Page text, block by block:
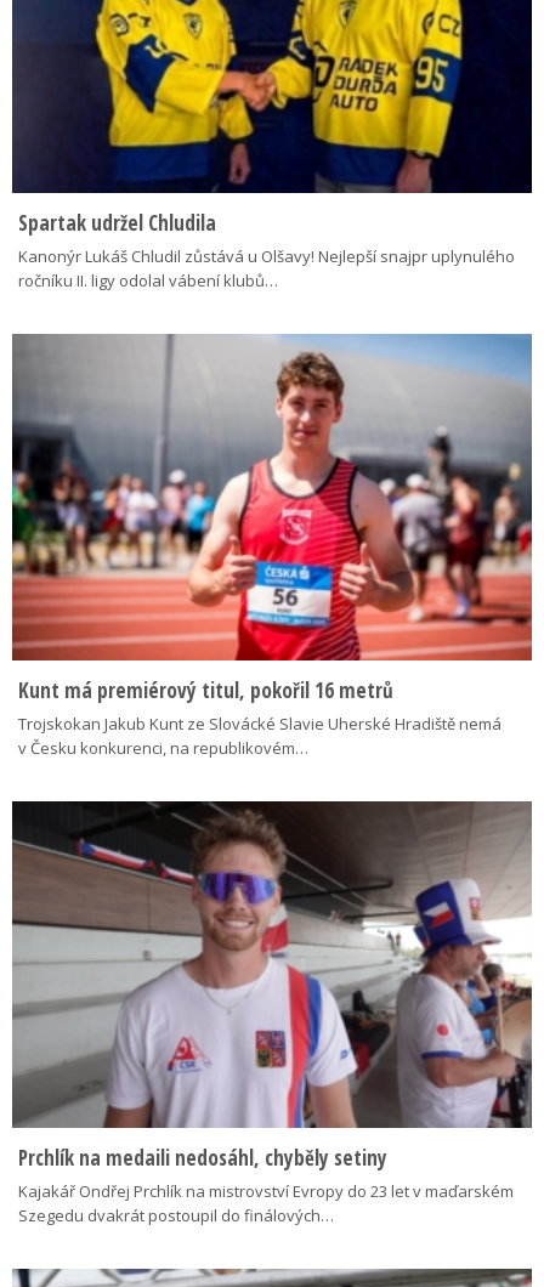
Spartak udržel Chludila
Kanonýr Lukáš Chludil zůstává u Olšavy! Nejlepší snajpr uplynulého
ročníku II. ligy odolal vábení klubů…
Kunt má premiérový titul, pokořil 16 metrů
Trojskokan Jakub Kunt ze Slovácké Slavie Uherské Hradiště nemá
v Česku konkurenci, na republikovém…
Prchlík na medaili nedosáhl, chyběly setiny
Kajakář Ondřej Prchlík na mistrovství Evropy do 23 let v maďarském
Szegedu dvakrát postoupil do finálových…